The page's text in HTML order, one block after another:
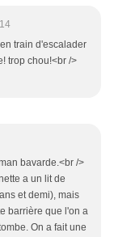
train d'escalader
trop chou!<br />
bavarde.<br />
a un lit de
et demi), mais
barrière que l'on a
On a fait une